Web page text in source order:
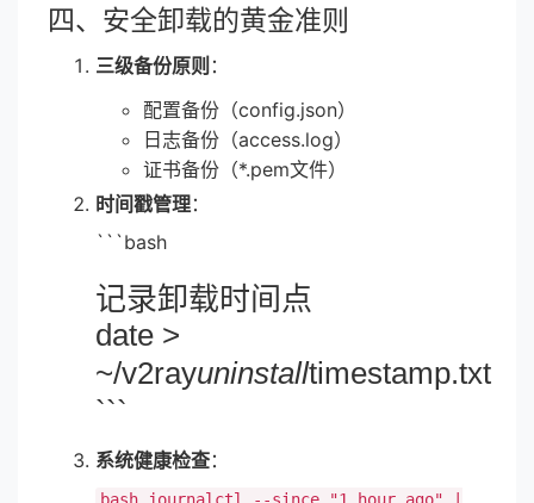
四、安全卸载的黄金准则
三级备份原则 ：
配置备份（config.json）
日志备份（access.log）
证书备份（*.pem文件）
时间戳管理：
```bash
记录卸载时间点
date >
~/v2rayuninstalltimestamp.txt
```
系统健康检查：